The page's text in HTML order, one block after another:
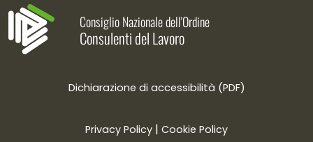
Consiglio Nazionale dell'Ordine
Consulenti del Lavoro
Dichiarazione di accessibilità (PDF)
Privacy Policy | Cookie Policy